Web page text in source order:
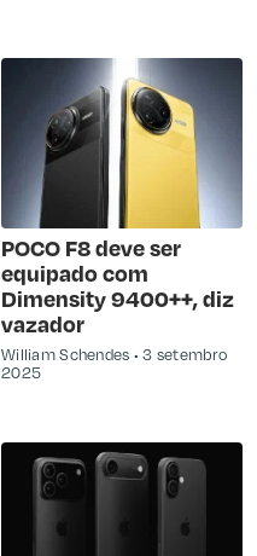
POCO F8 deve ser
equipado com
Dimensity 9400++, diz
vazador
William Schendes
3 setembro
2025